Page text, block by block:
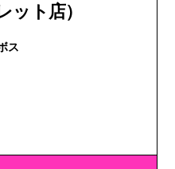
ット店）
ゴボス